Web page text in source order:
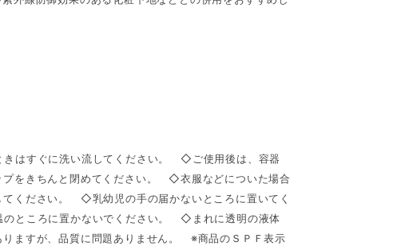
はすぐに洗い流してください。 ◇ご使用後は、容器
プをきちんと閉めてください。 ◇衣服などについた場合
てください。 ◇乳幼児の手の届かないところに置いてく
ところに置かないでください。 ◇まれに透明の液体
りますが、品質に問題ありません。 ※商品のＳＰＦ表示